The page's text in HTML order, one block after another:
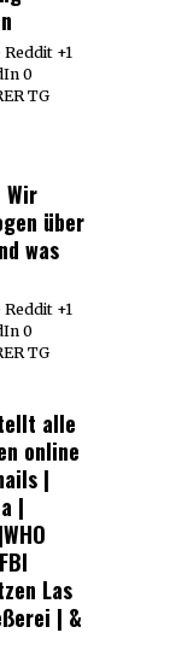
+1
0
TG
Wir
über
was
+1
0
TG
alle
online
|
|
Las
| &